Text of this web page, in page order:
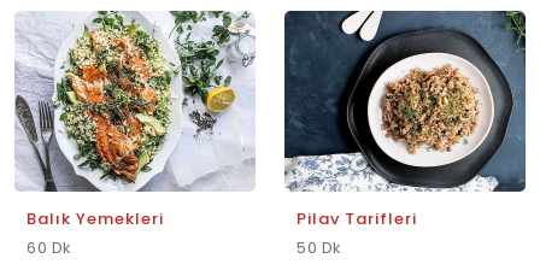
Balık Yemekleri
60 Dk
Pilav Tarifleri
50 Dk